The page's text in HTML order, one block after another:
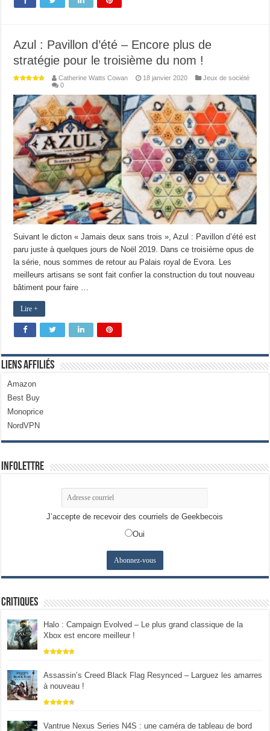
Azul : Pavillon d’été – Encore plus de
stratégie pour le troisième du nom !
Catherine Watts Cowan 18 janvier 2020
Jeux de société
0
Suivant le dicton « Jamais deux sans trois », Azul : Pavillon d’été est
paru juste à quelques jours de Noël 2019. Dans ce troisième opus de
la série, nous sommes de retour au Palais royal de Evora. Les
meilleurs artisans se sont fait confier la construction du tout nouveau
bâtiment pour faire …
Lire +
Liens Affiliés
Amazon
Best Buy
Monoprice
NordVPN
Infolettre
J’accepte de recevoir des courriels de Geekbecois
Oui
Critiques
Halo : Campaign Evolved – Le plus grand classique de la
Xbox est encore meilleur !
Assassin’s Creed Black Flag Resynced – Larguez les amarres
à nouveau !
Vantrue Nexus Series N4S : une caméra de tableau de bord